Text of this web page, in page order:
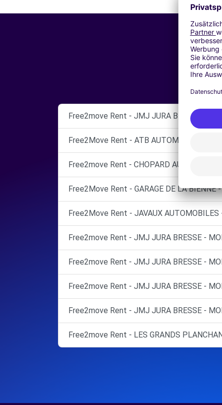
Free2move Rent - JMJ JURA BRESSE -
Free2Move Rent - ATB AUTOMOBILES -
Free2move Rent - CHOPARD
Free2Move Rent - GARAGE DE LA BIENNE
Free2Move Rent - JAVAUX AUTOMOBILES
Free2move Rent - JMJ JURA BRESSE -
Free2move Rent - JMJ JURA BRESSE -
Free2move Rent - JMJ JURA BRESSE -
Free2move Rent - JMJ JURA BRESSE -
Free2move Rent - LES GRANDS